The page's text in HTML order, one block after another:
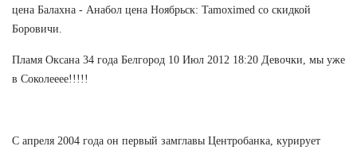
цена Балахна - Анабол цена Ноябрьск: Tamoximed со скидкой
Боровичи.
Пламя Оксана 34 года Белгород 10 Июл 2012 18:20 Девочки, мы уже
в Соколееее!!!!!
С апреля 2004 года он первый замглавы Центробанка, курирует